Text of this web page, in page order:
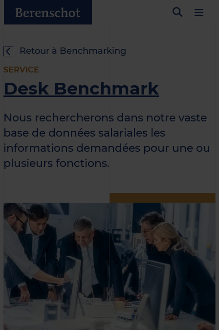
Retour à Benchmarking
SERVICE
Desk Benchmark
Nous rechercherons dans notre vaste
base de données salariales les
informations demandées pour une ou
plusieurs fonctions.